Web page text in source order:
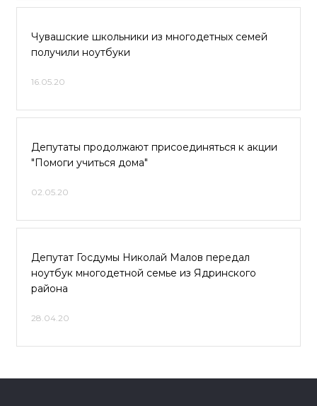
Чувашские школьники из многодетных семей
получили ноутбуки
16.05.20
Депутаты продолжают присоединяться к акции
"Помоги учиться дома"
02.05.20
Депутат Госдумы Николай Малов передал
ноутбук многодетной семье из Ядринского
района
28.04.20